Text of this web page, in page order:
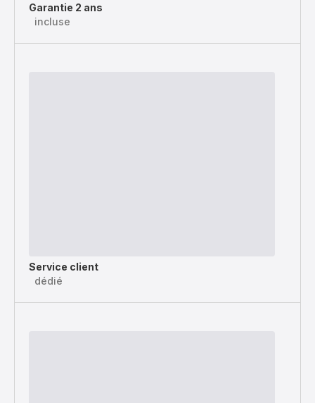
Garantie 2 ans
incluse
Service client
dédié